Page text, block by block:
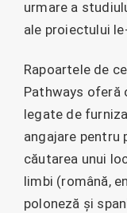
urmare a
ale proiectului
Rapoartele de
Pathways oferă
legate de
angajare pentru
căutarea unui
limbi (română,
poloneză și